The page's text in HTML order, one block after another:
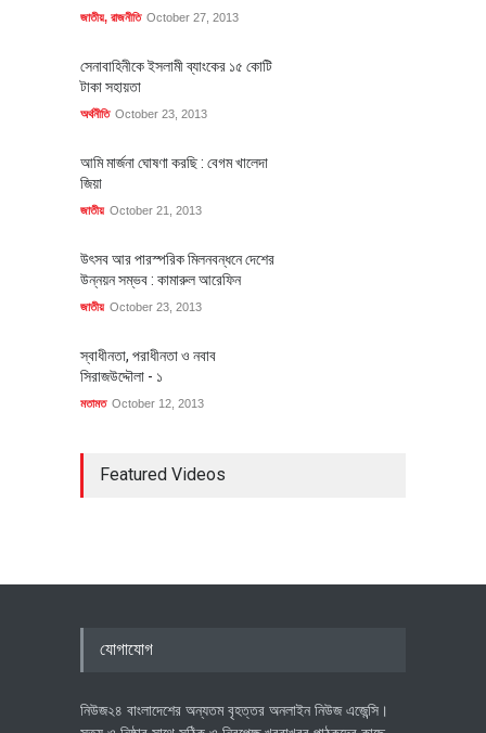
জাতীয়, রাজনীতি October 27, 2013
সেনাবাহিনীকে ইসলামী ব্যাংকের ১৫ কোটি
টাকা সহায়তা
অর্থনীতি October 23, 2013
আমি মার্জনা ঘোষণা করছি : বেগম খালেদা
জিয়া
জাতীয় October 21, 2013
উৎসব আর পারস্পরিক মিলনবন্ধনে দেশের
উন্নয়ন সম্ভব : কামারুল আরেফিন
জাতীয় October 23, 2013
স্বাধীনতা, পরাধীনতা ও নবাব
সিরাজউদ্দৌলা - ১
মতামত October 12, 2013
Featured Videos
যোগাযোগ
নিউজ২৪ বাংলাদেশের অন্যতম বৃহত্তর অনলাইন নিউজ এজেন্সি।